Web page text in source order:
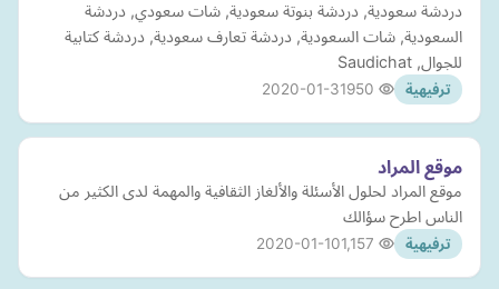
دردشة سعودية, دردشة بنوتة سعودية, شات سعودي, دردشة
السعودية, شات السعودية, دردشة تعارف سعودية, دردشة كتابية
للجوال, Saudichat
ترفيهية 2020-01-31
موقع المراد
موقع المراد لحلول الأسئلة والألغاز الثقافية والمهمة لدى الكثير من
الناس اطرح سؤالك
ترفيهية 2020-01-10